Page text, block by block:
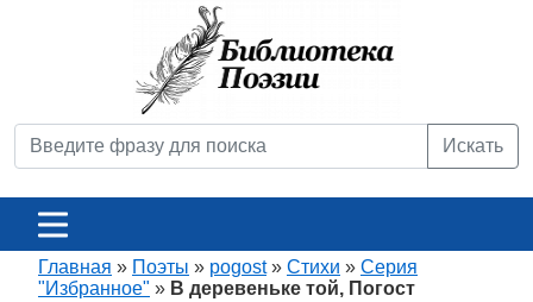
Искать
Главная » Поэты » pogost» Стихи » Серия
"Избранное" » В деревеньке той, Погост